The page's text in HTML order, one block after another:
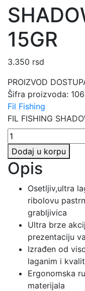
15GR
3.350 rsd
PROIZVOD
Šifra proizvoda:
Fil Fishing
FIL FISHING
Dodaj u korpu
Opis
Osetljiv,ultra
ribolovu
grabljivica
Ultra brze
prezentaciju
Izrađen od
laganim i
Ergonomska
materijala